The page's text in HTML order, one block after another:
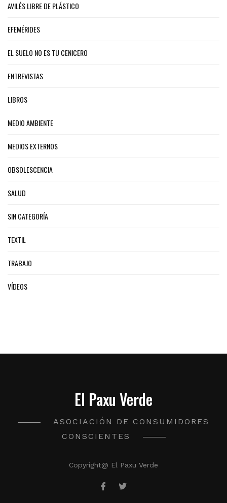
AVILÉS LIBRE DE PLÁSTICO
EFEMÉRIDES
EL SUELO NO ES TU CENICERO
ENTREVISTAS
LIBROS
MEDIO AMBIENTE
MEDIOS EXTERNOS
OBSOLESCENCIA
SALUD
SIN CATEGORÍA
TEXTIL
TRABAJO
VÍDEOS
El Paxu Verde
ASOCIACIÓN DE CONSUMIDORES
CONSCIENTES
Copyright@ El Paxu Verde